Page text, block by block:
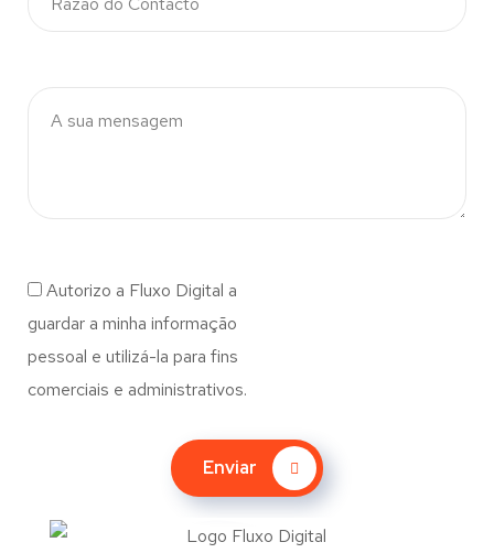
Autorizo a Fluxo Digital a
guardar a minha informação
pessoal e utilizá-la para fins
comerciais e administrativos.
Enviar